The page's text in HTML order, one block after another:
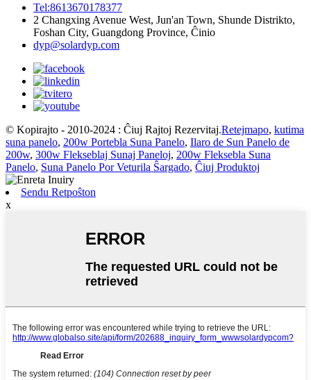
Tel:8613670178377
2 Changxing Avenue West, Jun'an Town, Shunde Distrikto,
Foshan City, Guangdong Province, Ĉinio
dyp@solardyp.com
© Kopirajto - 2010-2024 : Ĉiuj Rajtoj Rezervitaj.Retejmapo, kutima
suna panelo, 200w Portebla Suna Panelo, Ilaro de Sun Panelo de
200w, 300w Flekseblaj Sunaj Paneloj, 200w Fleksebla Suna
Panelo, Suna Panelo Por Veturila Ŝargado, Ĉiuj Produktoj
Sendu Retpoŝton
x